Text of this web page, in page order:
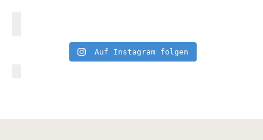
Auf Instagram folgen